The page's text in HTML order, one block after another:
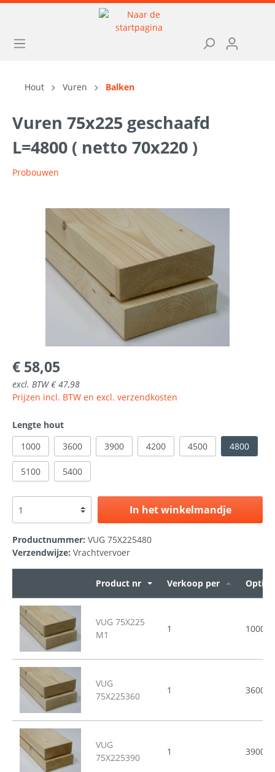
Hout Vuren Balken
Vuren 75x225 geschaafd
L=4800 ( netto 70x220 )
Probouwen
€ 58,05
excl. BTW € 47,98
Prijzen incl. BTW en excl. verzendkosten
Lengte hout
1000
3600 3900 4200 4500 4800
5100 5400
In het winkelmandje
Productnummer: VUG 75X225480
Verzendwijze: Vrachtvervoer
Product nr Verkoop per Opties
VUG 75X225
M1
1 1000
VUG
75X225360
1 3600
VUG
75X225390
1 3900